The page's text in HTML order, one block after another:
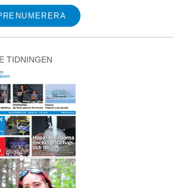
TIDNINGEN